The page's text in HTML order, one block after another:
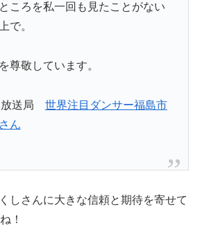
ころを私一回も見たことがない
で。
尊敬しています。
放送局 世界注目ダンサー福島市
ん
しさんに大きな信頼と期待を寄せて
！